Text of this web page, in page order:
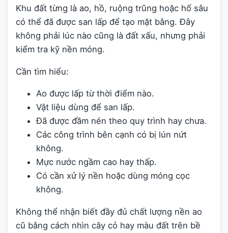
Khu đất từng là ao, hồ, ruộng trũng hoặc hố sâu
có thể đã được san lấp để tạo mặt bằng. Đây
không phải lúc nào cũng là đất xấu, nhưng phải
kiểm tra kỹ nền móng.
Cần tìm hiểu:
Ao được lấp từ thời điểm nào.
Vật liệu dùng để san lấp.
Đã được đầm nén theo quy trình hay chưa.
Các công trình bên cạnh có bị lún nứt
không.
Mực nước ngầm cao hay thấp.
Có cần xử lý nền hoặc dùng móng cọc
không.
Không thể nhận biết đầy đủ chất lượng nền ao
cũ bằng cách nhìn cây cỏ hay màu đất trên bề